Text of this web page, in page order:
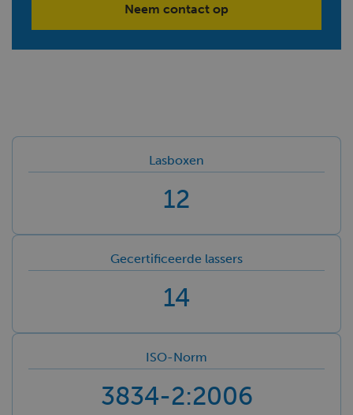
Neem contact op
Lasboxen
12
Gecertificeerde lassers
14
ISO-Norm
3834-2:2006